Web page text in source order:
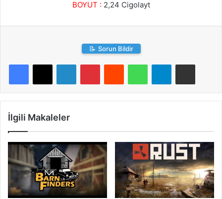
BOYUT : 2,24 Cigolayt
📝 Sorun Bildir
LinkedInPinterestReddit WhatsAppTelegramE-Posta ile paylaş
İlgili Makaleler